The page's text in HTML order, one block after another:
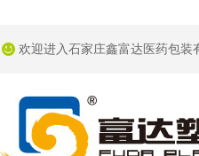
欢迎进入石家庄鑫富达医药包装